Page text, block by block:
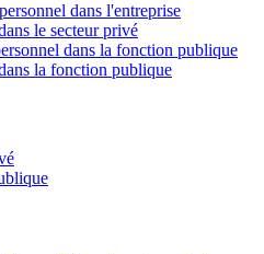
dans l'entreprise
le secteur privé
dans la fonction publique
la fonction publique